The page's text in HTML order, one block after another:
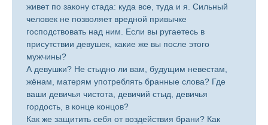
живет по закону стада: куда все, туда и я. Сильный
человек не позволяет вредной привычке
господствовать над ним. Если вы ругаетесь в
присутствии девушек, какие же вы после этого
мужчины?
А девушки? Не стыдно ли вам, будущим невестам,
жёнам, матерям употреблять бранные слова? Где
ваши девичья чистота, девичий стыд, девичья
гордость, в конце концов?
Как же защитить себя от воздействия брани? Как